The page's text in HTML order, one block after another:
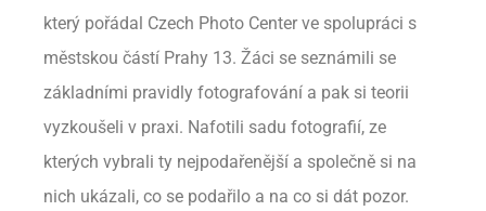
který pořádal Czech Photo Center ve spolupráci s
městskou částí Prahy 13. Žáci se seznámili se
základními pravidly fotografování a pak si teorii
vyzkoušeli v praxi. Nafotili sadu fotografií, ze
kterých vybrali ty nejpodařenější a společně si na
nich ukázali, co se podařilo a na co si dát pozor.